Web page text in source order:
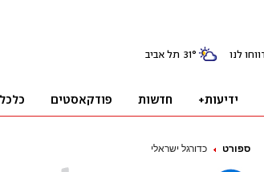
ספורט כדורגל ישראלי